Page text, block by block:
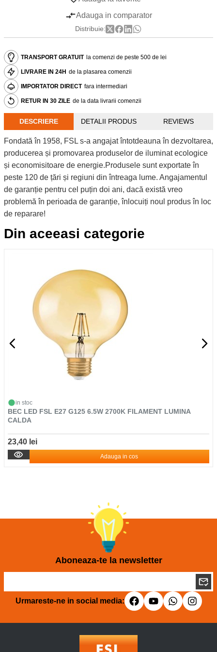
Adauga in comparator
Distribuie:
TRANSPORT GRATUIT la comenzi de peste 500 de lei
LIVRARE IN 24H de la plasarea comenzii
IMPORTATOR DIRECT fara intermediari
RETUR IN 30 ZILE de la data livrarii comenzii
DESCRIERE DETALII PRODUS REVIEWS
Fondată în 1958, FSL s-a angajat întotdeauna în dezvoltarea,
producerea și promovarea produselor de iluminat ecologice
și economisitoare de energie.Produsele sunt exportate în
peste 120 de țări și regiuni din întreaga lume. Angajamentul
de garanție pentru cel puțin doi ani, dacă există vreo
problemă în perioada de garanție, înlocuiți noul produs în loc
de reparare!
Din aceeasi categorie
in stoc
BEC LED FSL E27 G125 6.5W 2700K FILAMENT LUMINA
CALDA
23,40 lei
Adauga in cos
Aboneaza-te la newsletter
Urmareste-ne in social media: